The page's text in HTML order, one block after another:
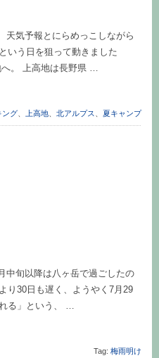
天気予報とにらめっこしながら
いう日を狙って動きました
へ。 上高地は長野県 …
ング 上高地 北アルプス 夏キャンプ
中旬以降は八ヶ岳で過ごしたの
り30日も遅く、ようやく7月29
る」という、 …
Tag: 梅雨明け